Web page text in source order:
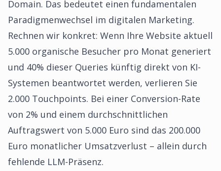
Domain. Das bedeutet einen fundamentalen
Paradigmenwechsel im digitalen Marketing.
Rechnen wir konkret: Wenn Ihre Website aktuell
5.000 organische Besucher pro Monat generiert
und 40% dieser Queries künftig direkt von KI-
Systemen beantwortet werden, verlieren Sie
2.000 Touchpoints. Bei einer Conversion-Rate
von 2% und einem durchschnittlichen
Auftragswert von 5.000 Euro sind das 200.000
Euro monatlicher Umsatzverlust – allein durch
fehlende LLM-Präsenz.